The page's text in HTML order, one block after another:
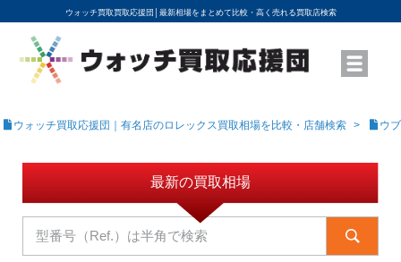
ウォッチ買取買取応援団│ 最新相場をまとめて比較・高く売れる買取店検索
YouTubeで動画を公開中
ROLEXモデル名から買取相場を調べる
高級時計ブランド名から買取相場を調べる
地域から買取店を探す
店舗名から買取店を探す
ブランド時計を高く売る方法
買取査定を依頼する
ウォッチ買取応援団｜有名店のロレックス買取相場を比較・店舗検索 ウ
最新の買取相場